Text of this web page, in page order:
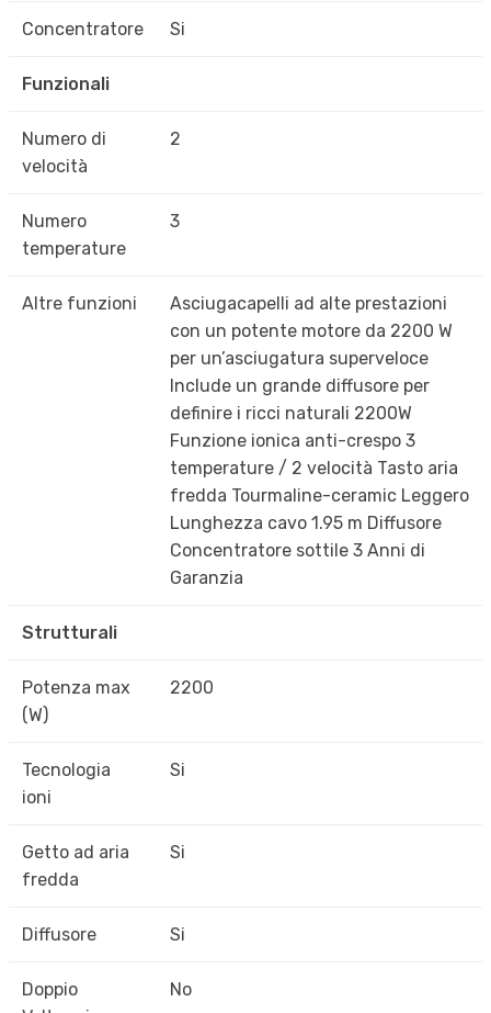
Concentratore Si
Funzionali
Numero di
velocità
2
Numero
temperature
3
Altre funzioni
Asciugacapelli ad alte prestazioni
con un potente motore da 2200 W
per un’asciugatura superveloce
Include un grande diffusore per
definire i ricci naturali 2200W
Funzione ionica anti-crespo 3
temperature / 2 velocità Tasto aria
fredda Tourmaline-ceramic Leggero
Lunghezza cavo 1.95 m Diffusore
Concentratore sottile 3 Anni di
Garanzia
Strutturali
Potenza max
(W)
2200
Tecnologia
ioni
Si
Getto ad aria
fredda
Si
Diffusore Si
Doppio
No